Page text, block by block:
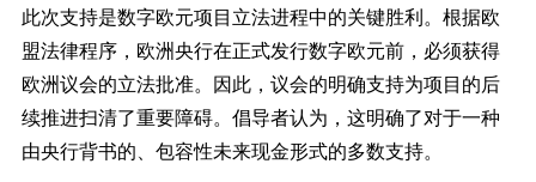
此次支持是数字欧元项目立法进程中的关键胜利。根据欧
盟法律程序，欧洲央行在正式发行数字欧元前，必须获得
欧洲议会的立法批准。因此，议会的明确支持为项目的后
续推进扫清了重要障碍。倡导者认为，这明确了对于一种
由央行背书的、包容性未来现金形式的多数支持。